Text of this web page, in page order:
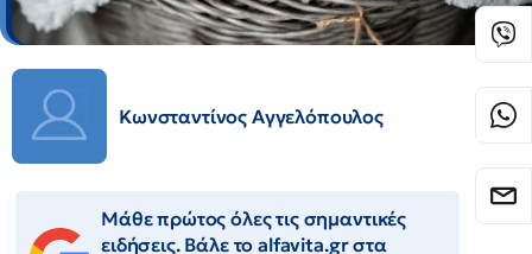
Κωνσταντίνος Αγγελόπουλος
Μάθε πρώτος όλες τις σημαντικές
ειδήσεις. Βάλε το alfavita.gr στα